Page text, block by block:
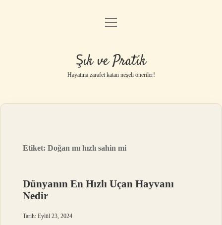
Anasayfa
Yasal Uyarı
menüyü
Şık ve Pratik
Hayatına zarafet katan neşeli öneriler!
Etiket:Doğan mı hızlı sahin mi
Dünyanın En Hızlı Uçan Hayvanı
Nedir
Tarih: Eylül 23, 2024